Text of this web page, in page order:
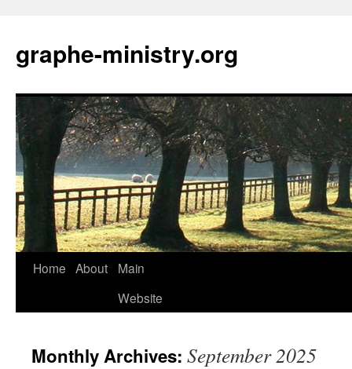
content
graphe-ministry.org
Home About
Main
Website
Monthly Archives: September 2025